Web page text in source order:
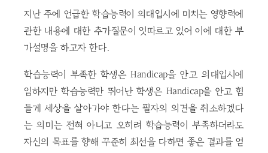
지난 주에 언급한 학습능력이 의대입시에 미치는 영향력에
관한 내용에 대한 추가질문이 잇따르고 있어 이에 대한 부
가설명을 하고자 한다.
학습능력이 부족한 학생은 Handicap을 안고 의대입시에
임하지만 학습능력만 뛰어난 학생은 Handicap을 안고 힘
들게 세상을 살아가야 한다는 필자의 의견을 취소하겠다
는 의미는 전혀 아니고 오히려 학습능력이 부족하더라도
자신의 목표를 향해 꾸준히 최선을 다하면 좋은 결과를 얻